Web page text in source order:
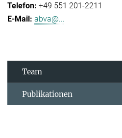
+49 551 201-2211
abva@...
Team
Publikationen